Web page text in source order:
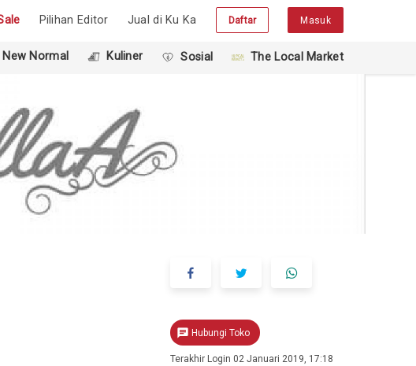
Pilihan Editor Jual di Ku Ka Daftar Masuk
New Normal Kuliner Sosial The Local Market
chat Hubungi Toko
Terakhir Login 02 Januari 2019, 17:18